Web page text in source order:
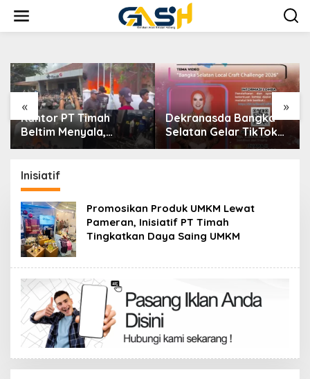
konten
« »
Kantor PT Timah
Beltim Menyala,
Ribuan Penambang
Jangan Tutup Mata
Dekranasda Bangka
Selatan Gelar TikTok
Video Competition
Inisiatif
Promosikan Produk UMKM Lewat
Pameran, Inisiatif PT Timah
Tingkatkan Daya Saing UMKM